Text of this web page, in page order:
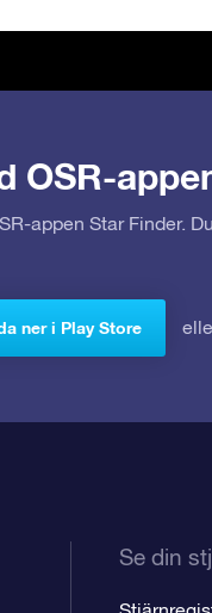
appen Star Finder.
ner i Play Store
Se din